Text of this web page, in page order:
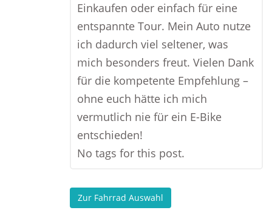
Einkaufen oder einfach für eine
entspannte Tour. Mein Auto nutze
ich dadurch viel seltener, was
mich besonders freut. Vielen Dank
für die kompetente Empfehlung –
ohne euch hätte ich mich
vermutlich nie für ein E-Bike
entschieden!
No tags for this post.
Zur Fahrrad Auswahl